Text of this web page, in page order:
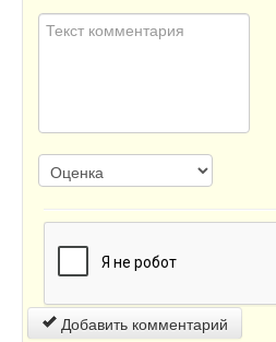
Добавить комментарий